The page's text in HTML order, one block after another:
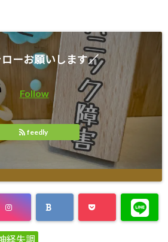
ーお願いします／
Follow
feedly
経失調